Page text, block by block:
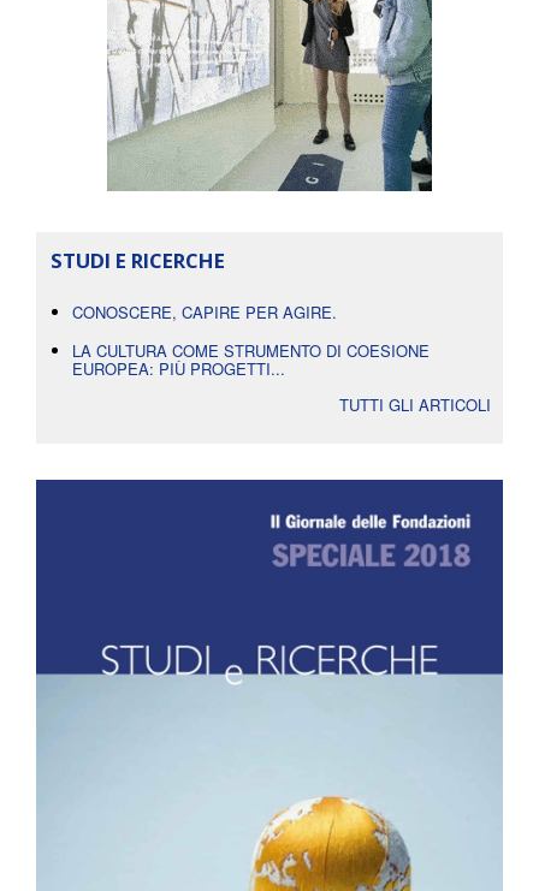
STUDI E RICERCHE
CONOSCERE, CAPIRE PER AGIRE.
LA CULTURA COME STRUMENTO DI COESIONE
EUROPEA: PIÙ PROGETTI...
TUTTI GLI ARTICOLI